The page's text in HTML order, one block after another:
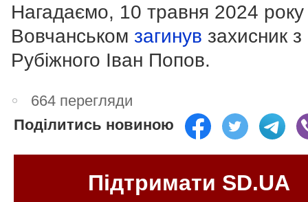
Нагадаємо, 10 травня 2024 року
Вовчанськом загинув захисник з
Рубіжного Іван Попов.
664 перегляди
Поділитись новиною
Підтримати SD.UA